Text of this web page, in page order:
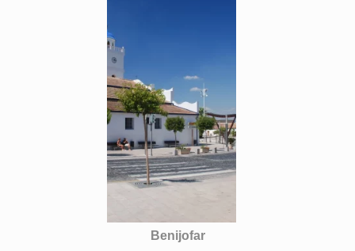
Benijofar